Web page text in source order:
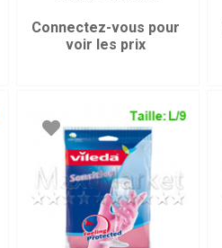
Connectez-vous pour
voir les prix